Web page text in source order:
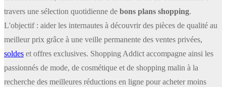
travers une sélection quotidienne de bons plans shopping.
L'objectif : aider les internautes à découvrir des pièces de qualité au
meilleur prix grâce à une veille permanente des ventes privées,
soldes et offres exclusives. Shopping Addict accompagne ainsi les
passionnés de mode, de cosmétique et de shopping malin à la
recherche des meilleures réductions en ligne pour acheter moins